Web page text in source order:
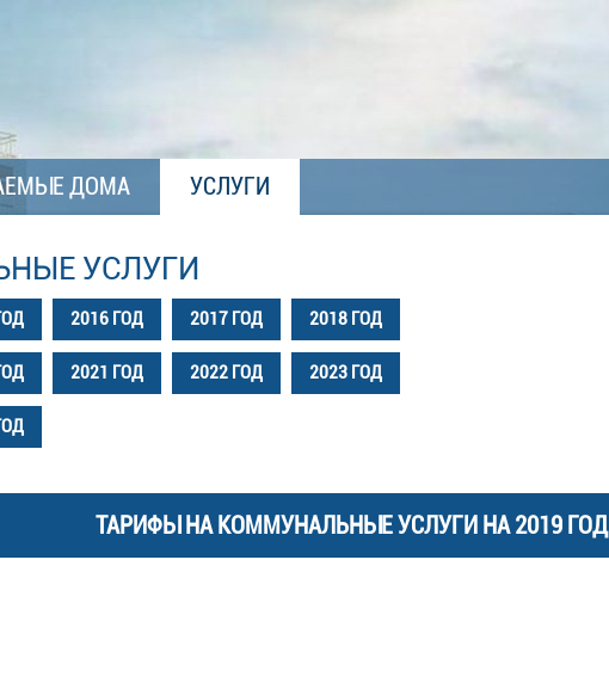
ДОМА УСЛУГИ
УСЛУГИ
2016 ГОД 2017 ГОД 2018 ГОД
2021 ГОД 2022 ГОД 2023 ГОД
ТАРИФЫ НА КОММУНАЛЬНЫЕ УСЛУГИ НА 2019 ГОД